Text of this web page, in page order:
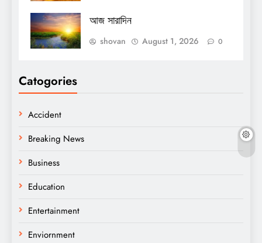
আজ সারাদিন
shovan August 1, 2026 0
Catogories
Accident
Breaking News
Business
Education
Entertainment
Enviornment